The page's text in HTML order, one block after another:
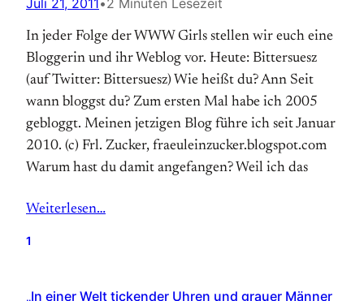
Juli 21, 2011•2 Minuten Lesezeit
In jeder Folge der WWW Girls stellen wir euch eine
Bloggerin und ihr Weblog vor. Heute: Bittersuesz
(auf Twitter: Bittersuesz) Wie heißt du? Ann Seit
wann bloggst du? Zum ersten Mal habe ich 2005
gebloggt. Meinen jetzigen Blog führe ich seit Januar
2010. (c) Frl. Zucker, fraeuleinzucker.blogspot.com
Warum hast du damit angefangen? Weil ich das
Weiterlesen…
1
„In einer Welt tickender Uhren und grauer Männer